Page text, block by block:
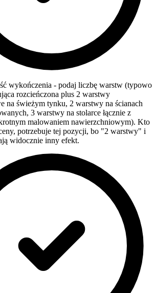
wykończenia - podaj liczbę warstw (typowo
rozcieńczona plus 2 warstwy
na świeżym tynku, 2 warstwy na ścianach
3 warstwy na stolarce łącznie z
malowaniem nawierzchniowym). Kto
potrzebuje tej pozycji, bo "2 warstwy" i
widocznie inny efekt.